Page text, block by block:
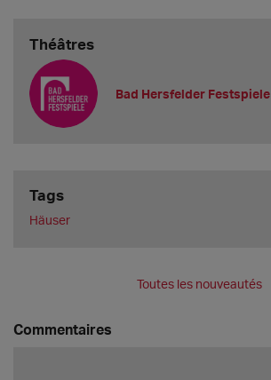
Théâtres
Bad Hersfelder Festspiele
Tags
Häuser
Toutes les nouveautés
Commentaires